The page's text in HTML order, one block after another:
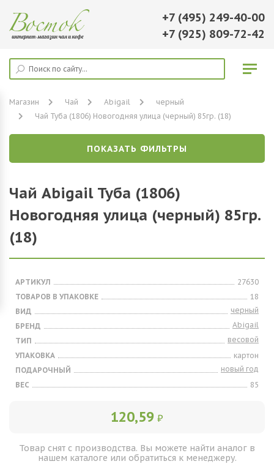
+7 (495) 249-40-00
+7 (925) 809-72-42
Магазин Чай Abigail
черный
Чай Туба (1806) Новогодняя улица (черный) 85гр. (18)
ПОКАЗАТЬ ФИЛЬТРЫ
Чай Abigail Туба (1806)
Новогодняя улица (черный) 85гр.
(18)
АРТИКУЛ
27630
ТОВАРОВ В УПАКОВКЕ
18
ВИД
черный
БРЕНД
Abigail
ТИП
весовой
УПАКОВКА
картон
ПОДАРОЧНЫЙ
новый год
ВЕС
85
120,59 ₽
Товар снят с производства. Вы можете найти аналог в
нашем каталоге или обратиться к менеджеру.